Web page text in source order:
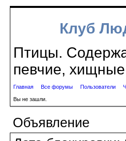
Клуб
Птицы.
певчие,
Главная Все форумы Пользователи
Вы не зашли.
Объявление